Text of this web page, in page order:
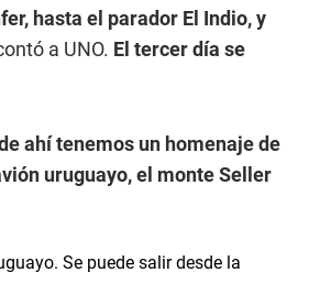
hasta el parador El Indio, y
a UNO. El tercer día se
ahí tenemos un homenaje de
uruguayo, el monte Seller